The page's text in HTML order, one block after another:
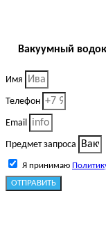
Вакуумный
Имя
Телефон
Email
Предмет запроса
Я принимаю
ОТПРАВИТЬ